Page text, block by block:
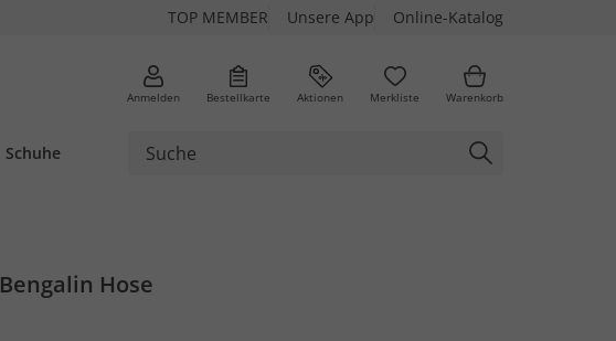
TOP MEMBER Unsere App Online-Katalog
Anmelden Bestellkarte Aktionen Merkliste Warenkorb
Schuhe
Bengalin Hose